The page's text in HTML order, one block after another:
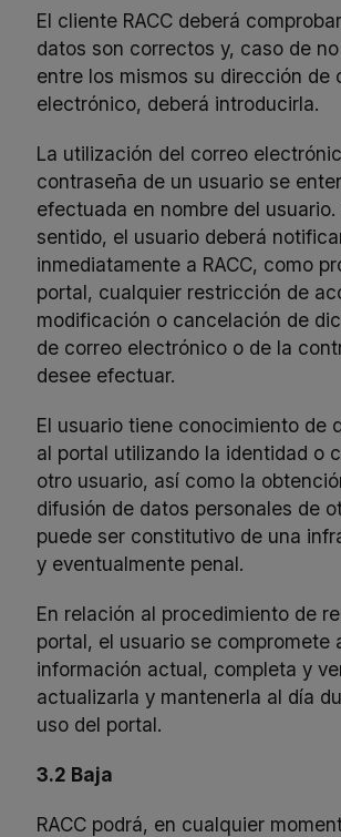
El cliente RACC deberá
datos son correctos y, caso de
entre los mismos su dirección de
electrónico, deberá introducirla.
La utilización del correo
contraseña de un usuario se
efectuada en nombre del usuario.
sentido, el usuario deberá
inmediatamente a RACC, como
portal, cualquier restricción de
modificación o cancelación de
de correo electrónico o de la
desee efectuar.
El usuario tiene conocimiento de
al portal utilizando la identidad o
otro usuario, así como la
difusión de datos personales de
puede ser constitutivo de una
y eventualmente penal.
En relación al procedimiento de
portal, el usuario se compromete
información actual, completa y
actualizarla y mantenerla al día
uso del portal.
3.2 Baja
RACC podrá, en cualquier